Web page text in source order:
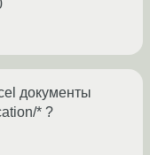
документы
* ?